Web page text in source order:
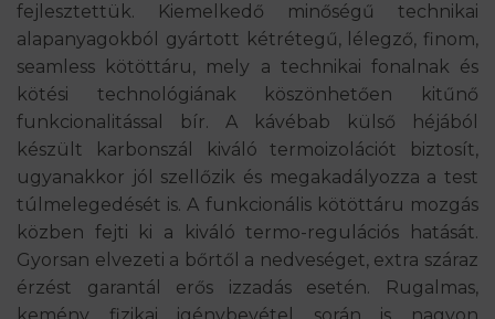
fejlesztettük. Kiemelkedő minőségű technikai
alapanyagokból gyártott kétrétegű, lélegző, finom,
seamless kötöttáru, mely a technikai fonalnak és
kötési technológiának köszönhetően kitűnő
funkcionalitással bír. A kávébab külső héjából
készült karbonszál kiváló termoizolációt biztosít,
ugyanakkor jól szellőzik és megakadályozza a test
túlmelegedését is. A funkcionális kötöttáru mozgás
közben fejti ki a kiváló termo-regulációs hatását.
Gyorsan elvezeti a bőrtől a nedveséget, extra száraz
érzést garantál erős izzadás esetén. Rugalmas,